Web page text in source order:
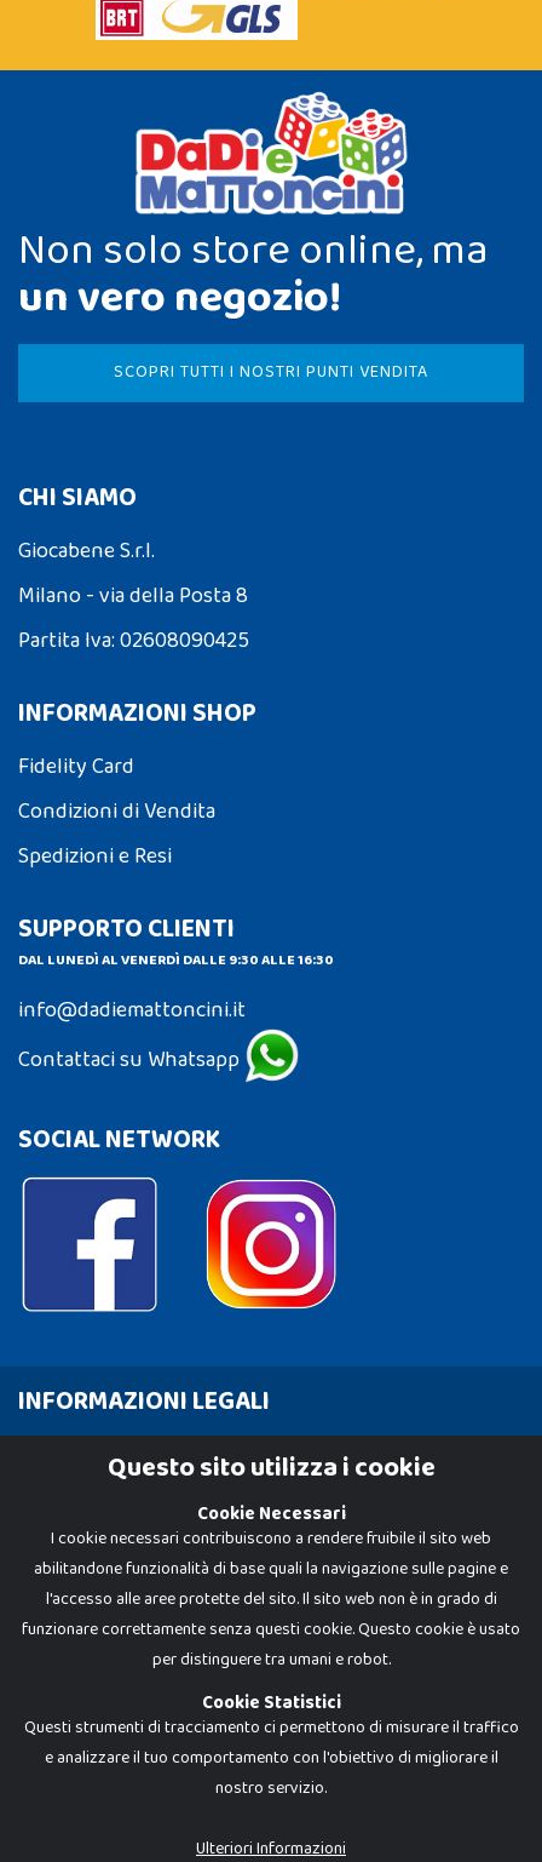
Non solo store online, ma
un vero negozio!
SCOPRI TUTTI I NOSTRI PUNTI VENDITA
CHI SIAMO
Giocabene S.r.l.
Milano - via della Posta 8
Partita Iva: 02608090425
INFORMAZIONI SHOP
Fidelity Card
Condizioni di Vendita
Spedizioni e Resi
SUPPORTO CLIENTI
DAL LUNEDÌ AL VENERDÌ DALLE 9:30 ALLE 16:30
info@dadiemattoncini.it
Contattaci su Whatsapp
SOCIAL NETWORK
INFORMAZIONI LEGALI
Cookie Policy
Dadi e Mattoncini è un brand di Giocabene Srl. Ogni riproduzione o utilizzo non
I prezzi e le promozioni pubblicate potrebbero differire da quanto esposto in
Questo sito utilizza i cookie
Cookie Necessari
I cookie necessari contribuiscono a rendere fruibile il sito web
abilitandone funzionalità di base quali la navigazione sulle pagine e
l'accesso alle aree protette del sito. Il sito web non è in grado di
funzionare correttamente senza questi cookie. Questo cookie è usato
per distinguere tra umani e robot.
Cookie Statistici
Questi strumenti di tracciamento ci permettono di misurare il traffico
e analizzare il tuo comportamento con l'obiettivo di migliorare il
nostro servizio.
Ulteriori Informazioni